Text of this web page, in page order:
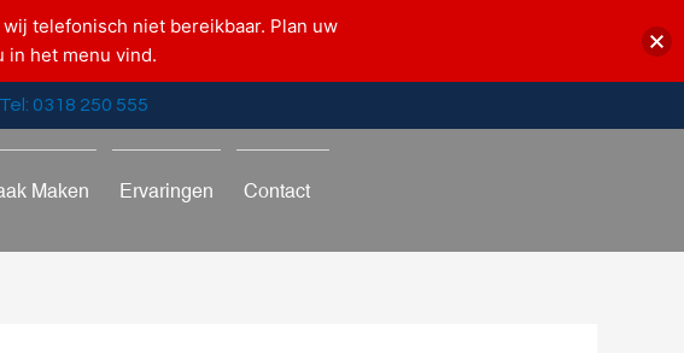
Tel: 0318 250 555
Maken Ervaringen Contact
telefonisch niet bereikbaar. Plan uw
in het menu vind.